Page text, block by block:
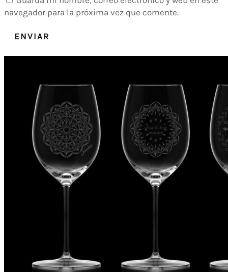
navegador para la próxima vez que comente.